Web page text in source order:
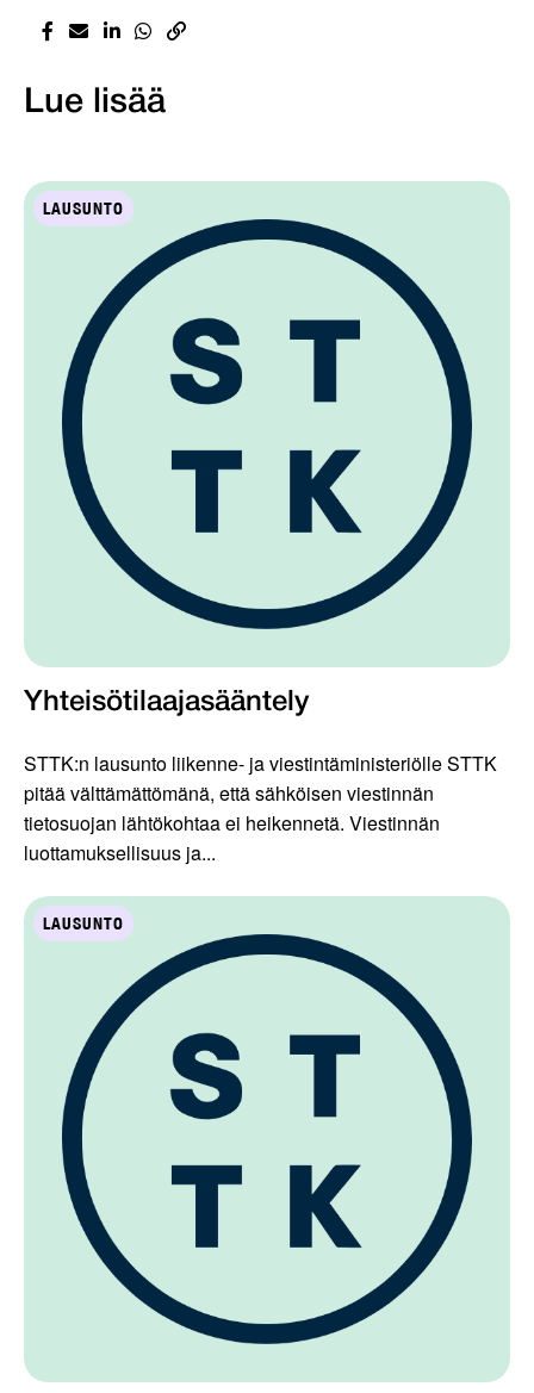
Lue lisää
LAUSUNTO
Yhteisötilaajasääntely
STTK:n lausunto liikenne- ja viestintäministeriölle STTK
pitää välttämättömänä, että sähköisen viestinnän
tietosuojan lähtökohtaa ei heikennetä. Viestinnän
luottamuksellisuus ja...
LAUSUNTO